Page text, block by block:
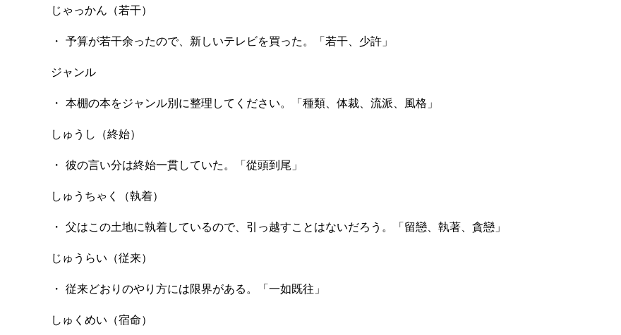
じゃっかん（若干）
・ 予算が若干余ったので、新しいテレビを買った。「若干、少許」
ジャンル
・ 本棚の本をジャンル別に整理してください。「種類、体裁、流派、風格」
しゅうし（終始）
・ 彼の言い分は終始一貫していた。「從頭到尾」
しゅうちゃく（執着）
・ 父はこの土地に執着しているので、引っ越すことはないだろう。「留戀、執著、貪戀」
じゅうらい（従来）
・ 従来どおりのやり方には限界がある。「一如既往」
しゅくめい（宿命）